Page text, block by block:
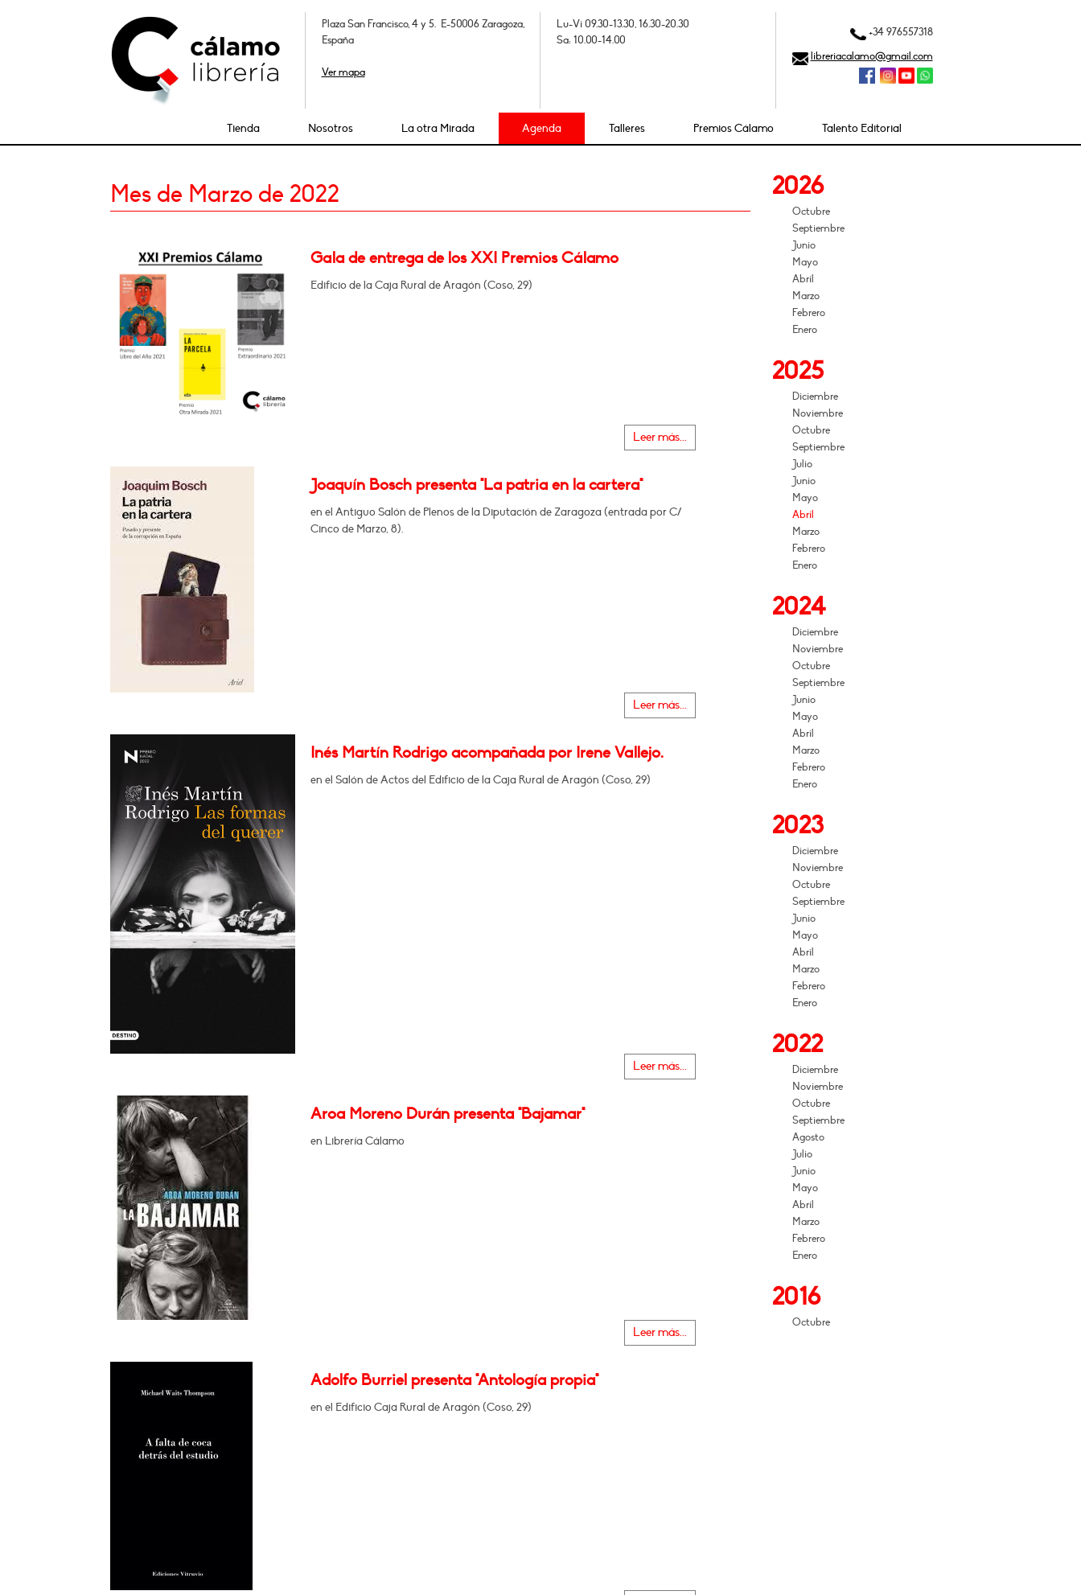
Plaza San Francisco, 4 y 5. E-50006 Zaragoza,
España
Ver mapa
Lu-Vi 09.30-13.30, 16.30-20.30
Sa: 10.00-14.00
+34 976557318
libreriacalamo@gmail.com
Tienda Nosotros La otra Mirada Agenda Talleres Premios Cálamo Talento Editorial
Mes de Marzo de 2022
Gala de entrega de los XXI Premios Cálamo
Edificio de la Caja Rural de Aragón (Coso, 29)
Leer más...
Joaquín Bosch presenta "La patria en la cartera"
en el Antiguo Salón de Plenos de la Diputación de Zaragoza (entrada por C/
Cinco de Marzo, 8).
Leer más...
Inés Martín Rodrigo acompañada por Irene Vallejo.
en el Salón de Actos del Edificio de la Caja Rural de Aragón (Coso, 29)
Leer más...
Aroa Moreno Durán presenta "Bajamar"
en Librería Cálamo
Leer más...
Adolfo Burriel presenta "Antología propia"
en el Edificio Caja Rural de Aragón (Coso, 29)
2026
Octubre
Septiembre
Junio
Mayo
Abril
Marzo
Febrero
Enero
2025
Diciembre
Noviembre
Octubre
Septiembre
Julio
Junio
Mayo
Abril
Marzo
Febrero
Enero
2024
Diciembre
Noviembre
Octubre
Septiembre
Junio
Mayo
Abril
Marzo
Febrero
Enero
2023
Diciembre
Noviembre
Octubre
Septiembre
Junio
Mayo
Abril
Marzo
Febrero
Enero
2022
Diciembre
Noviembre
Octubre
Septiembre
Agosto
Julio
Junio
Mayo
Abril
Marzo
Febrero
Enero
2016
Octubre